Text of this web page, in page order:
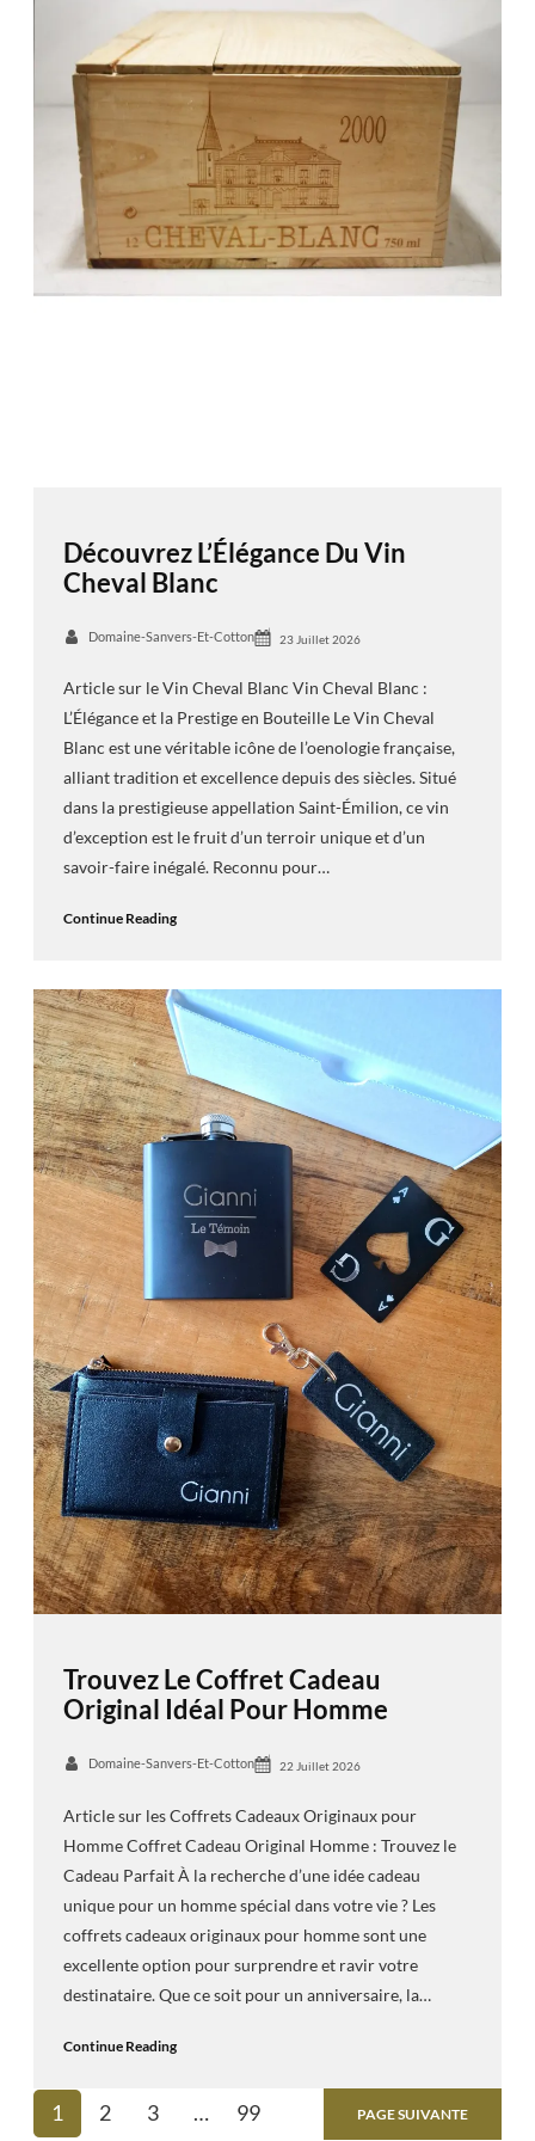
Découvrez L’Élégance Du Vin
Cheval Blanc
Domaine-Sanvers-Et-Cotton 23 Juillet 2026
Article sur le Vin Cheval Blanc Vin Cheval Blanc :
L’Élégance et la Prestige en Bouteille Le Vin Cheval
Blanc est une véritable icône de l’oenologie française,
alliant tradition et excellence depuis des siècles. Situé
dans la prestigieuse appellation Saint-Émilion, ce vin
d’exception est le fruit d’un terroir unique et d’un
savoir-faire inégalé. Reconnu pour…
Continue Reading
Trouvez Le Coffret Cadeau
Original Idéal Pour Homme
Domaine-Sanvers-Et-Cotton 22 Juillet 2026
Article sur les Coffrets Cadeaux Originaux pour
Homme Coffret Cadeau Original Homme : Trouvez le
Cadeau Parfait À la recherche d’une idée cadeau
unique pour un homme spécial dans votre vie ? Les
coffrets cadeaux originaux pour homme sont une
excellente option pour surprendre et ravir votre
destinataire. Que ce soit pour un anniversaire, la…
Continue Reading
1 2 3 … 99 PAGE SUIVANTE